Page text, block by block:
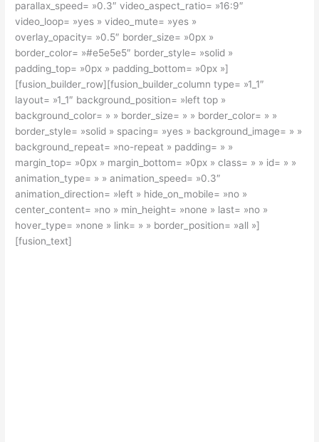
parallax_speed= »0.3″ video_aspect_ratio= »16:9″
video_loop= »yes » video_mute= »yes »
overlay_opacity= »0.5″ border_size= »0px »
border_color= »#e5e5e5″ border_style= »solid »
padding_top= »0px » padding_bottom= »0px »]
[fusion_builder_row][fusion_builder_column type= »1_1″
layout= »1_1″ background_position= »left top »
background_color= » » border_size= » » border_color= » »
border_style= »solid » spacing= »yes » background_image= » »
background_repeat= »no-repeat » padding= » »
margin_top= »0px » margin_bottom= »0px » class= » » id= » »
animation_type= » » animation_speed= »0.3″
animation_direction= »left » hide_on_mobile= »no »
center_content= »no » min_height= »none » last= »no »
hover_type= »none » link= » » border_position= »all »]
[fusion_text]